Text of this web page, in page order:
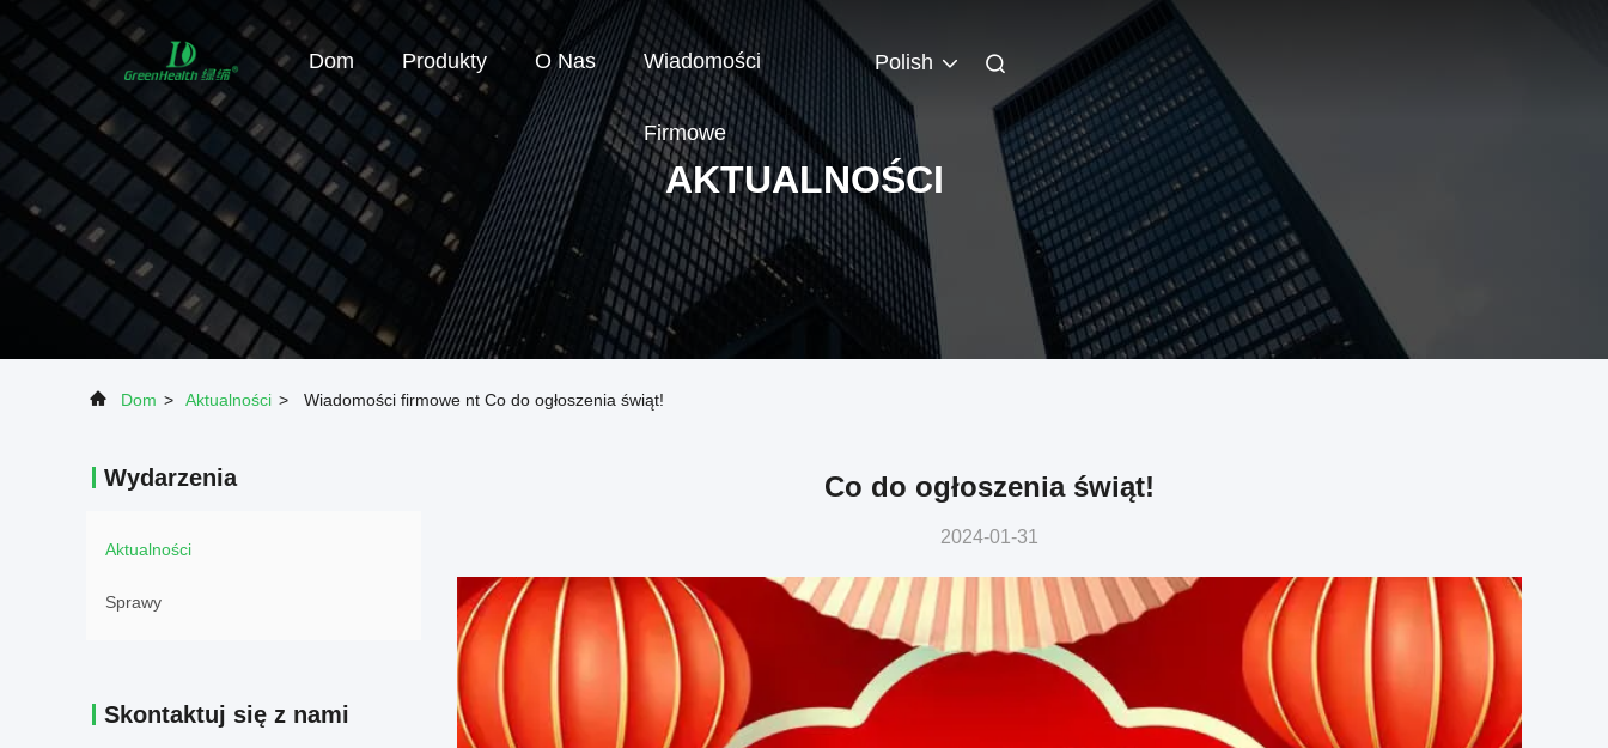
Dom Produkty O Nas Wiadomości
Firmowe
Polish
AKTUALNOŚCI
Dom > Aktualności > Wiadomości firmowe nt Co do ogłoszenia świąt!
Wydarzenia
Aktualności
Sprawy
Skontaktuj się z nami
Co do ogłoszenia świąt!
2024-01-31